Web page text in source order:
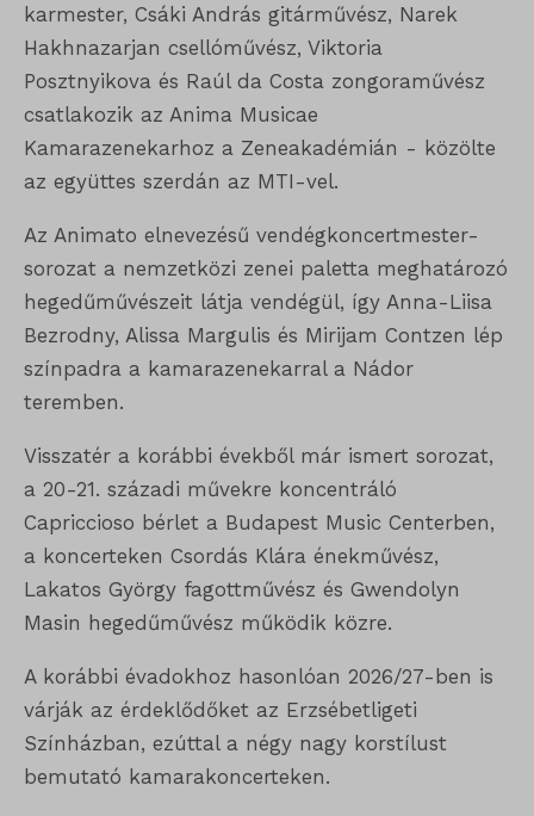
karmester, Csáki András gitárművész, Narek
Hakhnazarjan csellóművész, Viktoria
Posztnyikova és Raúl da Costa zongoraművész
csatlakozik az Anima Musicae
Kamarazenekarhoz a Zeneakadémián - közölte
az együttes szerdán az MTI-vel.
Az Animato elnevezésű vendégkoncertmester-
sorozat a nemzetközi zenei paletta meghatározó
hegedűművészeit látja vendégül, így Anna-Liisa
Bezrodny, Alissa Margulis és Mirijam Contzen lép
színpadra a kamarazenekarral a Nádor
teremben.
Visszatér a korábbi évekből már ismert sorozat,
a 20-21. századi művekre koncentráló
Capriccioso bérlet a Budapest Music Centerben,
a koncerteken Csordás Klára énekművész,
Lakatos György fagottművész és Gwendolyn
Masin hegedűművész működik közre.
A korábbi évadokhoz hasonlóan 2026/27-ben is
várják az érdeklődőket az Erzsébetligeti
Színházban, ezúttal a négy nagy korstílust
bemutató kamarakoncerteken.